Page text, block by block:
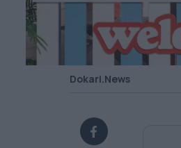
Dokari.News